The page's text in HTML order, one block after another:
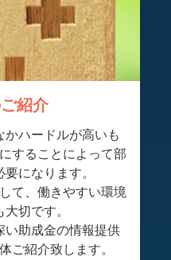
紹介
ハードルが高いも
することによって部
になります。
て、働きやすい環境
切です。
助成金の情報提供
ご紹介致します。